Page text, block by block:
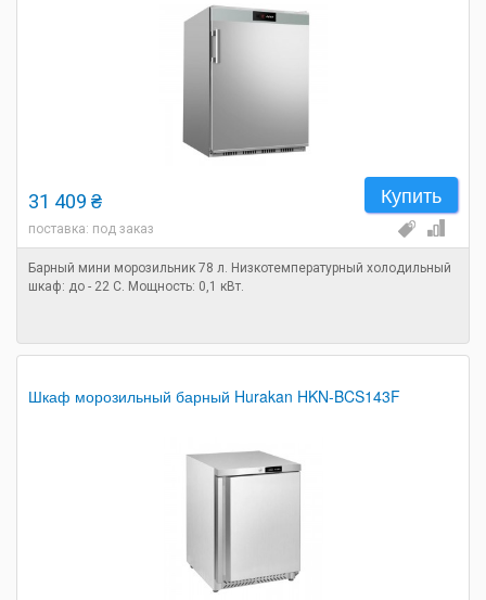
Купить
31 409 ₴
поставка: под заказ
Барный мини морозильник 78 л. Низкотемпературный холодильный
шкаф: до - 22 С. Мощность: 0,1 кВт.
Шкаф морозильный барный Hurakan HKN-BCS143F